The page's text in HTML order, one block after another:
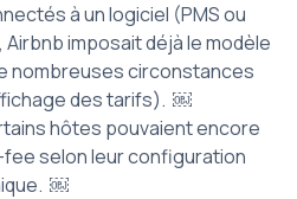
à un logiciel (PMS ou
imposait déjà le modèle
nombreuses circonstances
des tarifs). ￼
hôtes pouvaient encore
selon leur configuration
￼